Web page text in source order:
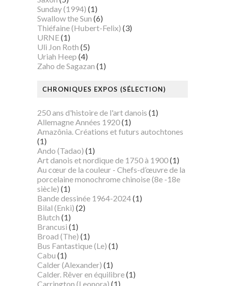
Sunday (1994) (1)
Swallow the Sun (6)
Thiéfaine (Hubert-Felix) (3)
URNE(1)
Uli Jon Roth (5)
Uriah Heep (4)
Zaho de Sagazan (1)
CHRONIQUES EXPOS (SÉLECTION)
250 ans d'histoire de l'art danois (1)
Allemagne Années 1920(1)
Amazônia. Créations et futurs autochtones
(1)
Ando (Tadao) (1)
Art danois et nordique de 1750 à 1900(1)
Au cœur de la couleur - Chefs-d’œuvre de la
porcelaine monochrome chinoise (8e -18e
siècle) (1)
Bande dessinée 1964-2024(1)
Bilal (Enki) (2)
Blutch (1)
Brancusi (1)
Broad (The) (1)
Bus Fantastique (Le) (1)
Cabu (1)
Calder (Alexander) (1)
Calder. Rêver en équilibre(1)
Carrington (Leonora) (1)